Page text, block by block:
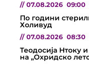
// 07.08.2026 09:00
По години
Холивуд
// 07.08.2026 08:30
Теодосија Нтоку
на „Охридско